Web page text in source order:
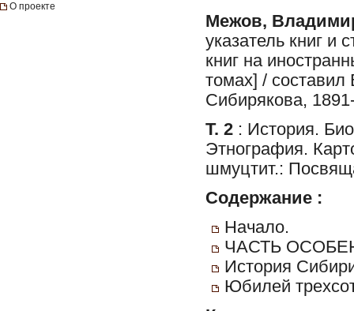
О проекте
Межов,
указатель книг и
книг на
томах] /
Сибирякова,
Т. 2 : История.
Этнография.
шмуцтит.:
Содержание :
Начало.
ЧАСТЬ
История
Юбилей